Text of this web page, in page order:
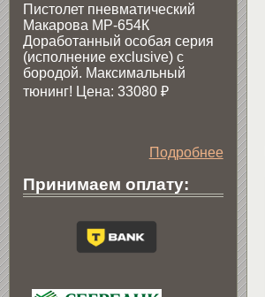
Пистолет пневматический
Макарова МР-654К
Доработанный особая серия
(исполнение exclusive) c
бородой. Максимальный
тюнинг! Цена: 33080 ₽
Подробнее
Принимаем оплату: